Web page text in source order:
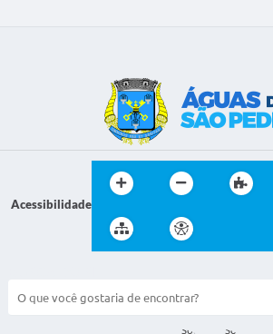
Acessibilidade